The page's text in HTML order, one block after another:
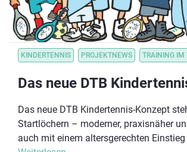
KINDERTENNIS PROJEKTNEWS TRAINING IM
Das neue DTB Kindertennis-Konzept
Startlöchern – moderner, praxisnäher
auch mit einem altersgerechten